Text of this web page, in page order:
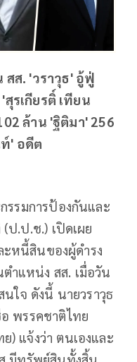
ส. 'วราวุธ' อู้ฟู่
รเกียรติ์ เทียน
ล้าน 'ฐิติมา' 256
' อดีต
รรมการป้องกันและ
ป.ป.ช.) เปิดเผย
หนี้สินของผู้ดำรง
ำแหน่ง สส. เมื่อวัน
ใจ ดังนี้ นายวราวุธ
พรรคชาติไทย
แจ้งว่า ตนเองและ